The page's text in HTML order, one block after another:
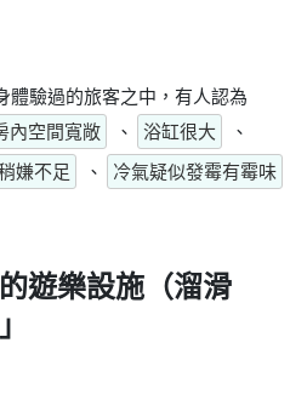
體驗過的旅客之中，有人認為
內空間寬敞 、 浴缸很大
、
嫌不足 、
冷氣疑似發霉有霉味
遊樂設施（溜滑